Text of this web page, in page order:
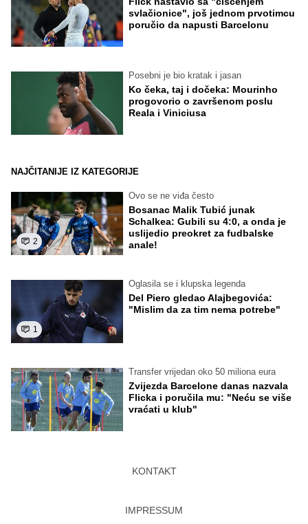
svlačionice", još jednom prvotimcu
poručio da napusti Barcelonu
Posebni je bio kratak i jasan
Ko čeka, taj i dočeka: Mourinho
progovorio o završenom poslu
Reala i Viniciusa
NAJČITANIJE IZ KATEGORIJE
2
Ovo se ne viđa često
Bosanac Malik Tubić junak
Schalkea: Gubili su 4:0, a onda je
uslijedio preokret za fudbalske
anale!
1
Oglasila se i klupska legenda
Del Piero gledao Alajbegovića:
"Mislim da za tim nema potrebe"
Transfer vrijedan oko 50 miliona eura
Zvijezda Barcelone danas nazvala
Flicka i poručila mu: "Neću se više
vraćati u klub"
KONTAKT
IMPRESSUM